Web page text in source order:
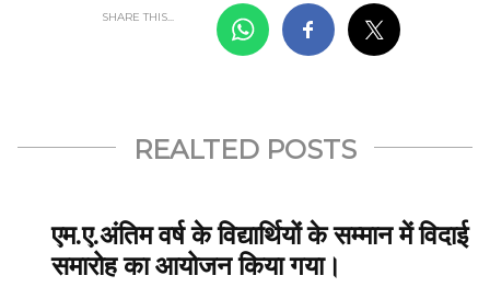
SHARE THIS...
REALTED POSTS
एम.ए.अंतिम वर्ष के विद्यार्थियों के सम्मान में विदाई
समारोह का आयोजन किया गया।